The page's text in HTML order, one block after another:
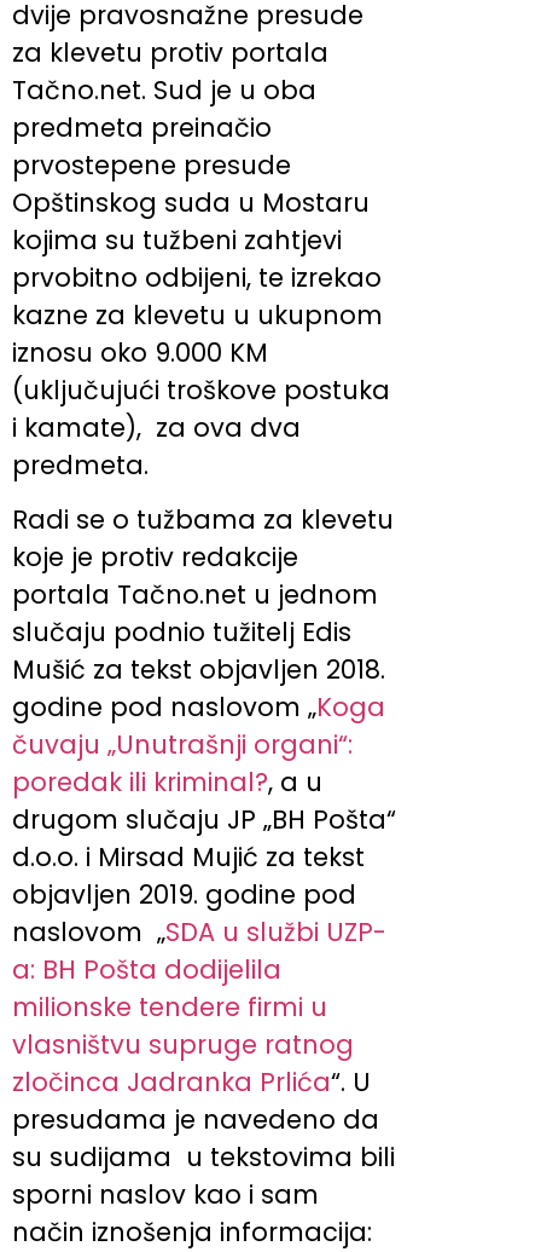
dvije pravosnažne presude
za klevetu protiv portala
Tačno.net. Sud je u oba
predmeta preinačio
prvostepene presude
Opštinskog suda u Mostaru
kojima su tužbeni zahtjevi
prvobitno odbijeni, te izrekao
kazne za klevetu u ukupnom
iznosu oko 9.000 KM
(uključujući troškove postuka
i kamate), za ova dva
predmeta.
Radi se o tužbama za klevetu
koje je protiv redakcije
portala Tačno.net u jednom
slučaju podnio tužitelj Edis
Mušić za tekst objavljen 2018.
godine pod naslovom „Koga
čuvaju „Unutrašnji organi“:
poredak ili kriminal?, a u
drugom slučaju JP „BH Pošta“
d.o.o. i Mirsad Mujić za tekst
objavljen 2019. godine pod
naslovom „SDA u službi UZP-
a: BH Pošta dodijelila
milionske tendere firmi u
vlasništvu supruge ratnog
zločinca Jadranka Prlića“. U
presudama je navedeno da
su sudijama u tekstovima bili
sporni naslov kao i sam
način iznošenja informacija: